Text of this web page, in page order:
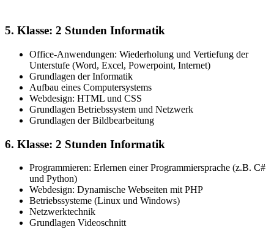
5. Klasse: 2 Stunden Informatik
Office-Anwendungen: Wiederholung und Vertiefung der
Unterstufe (Word, Excel, Powerpoint, Internet)
Grundlagen der Informatik
Aufbau eines Computersystems
Webdesign: HTML und CSS
Grundlagen Betriebssystem und Netzwerk
Grundlagen der Bildbearbeitung
6. Klasse: 2 Stunden Informatik
Programmieren: Erlernen einer Programmiersprache (z.B. C#
und Python)
Webdesign: Dynamische Webseiten mit PHP
Betriebssysteme (Linux und Windows)
Netzwerktechnik
Grundlagen Videoschnitt